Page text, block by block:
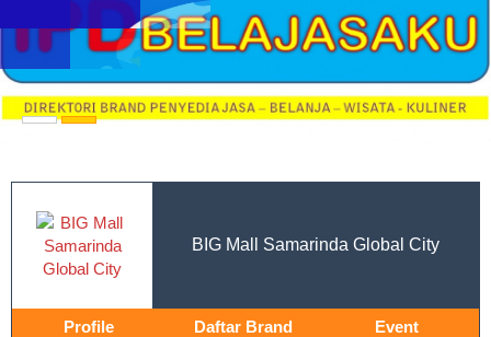
BIG Mall Samarinda Global City
Profile Daftar Brand Event